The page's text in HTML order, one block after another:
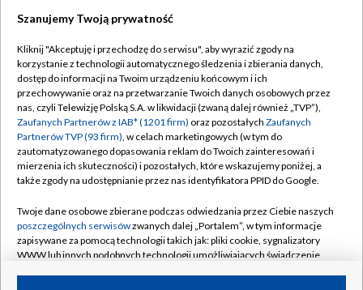
TVP
Abonament TVP
Emisja w TVP
Centrum informacji TVP
Naziemna Telewizja Cyfrowa
Rada Programowa
System NOS
Informacje o nadawcy
Regulamin TVP
Polityka prywatności
Moje zgody
Pomoc
Kontakt
Kanały
Szanujemy Twoją prywatność
Kliknij "Akceptuję i przechodzę do serwisu", aby wyrazić zgody na
korzystanie z technologii automatycznego śledzenia i zbierania danych,
dostęp do informacji na Twoim urządzeniu końcowym i ich
przechowywanie oraz na przetwarzanie Twoich danych osobowych przez
nas, czyli Telewizję Polską S.A. w likwidacji (zwaną dalej również „TVP”),
Zaufanych Partnerów z IAB* (1201 firm) oraz pozostałych Zaufanych
Partnerów TVP (93 firm), w celach marketingowych (w tym do
zautomatyzowanego dopasowania reklam do Twoich zainteresowań i
mierzenia ich skuteczności) i pozostałych, które wskazujemy poniżej, a
także zgody na udostępnianie przez nas identyfikatora PPID do Google.
Twoje dane osobowe zbierane podczas odwiedzania przez Ciebie naszych
poszczególnych serwisówzwanych dalej „Portalem”, w tym informacje
zapisywane za pomocą technologii takich jak: pliki cookie, sygnalizatory
WWW lub innych podobnych technologii umożliwiających świadczenie